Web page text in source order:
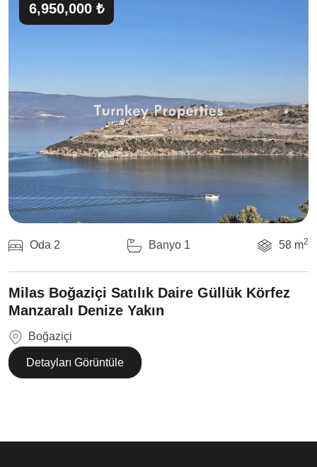
6,950,000 ₺
Oda 2 Banyo 1 58 m2
Milas Boğaziçi Satılık Daire Güllük Körfez
Manzaralı Denize Yakın
Boğaziçi
Detayları Görüntüle